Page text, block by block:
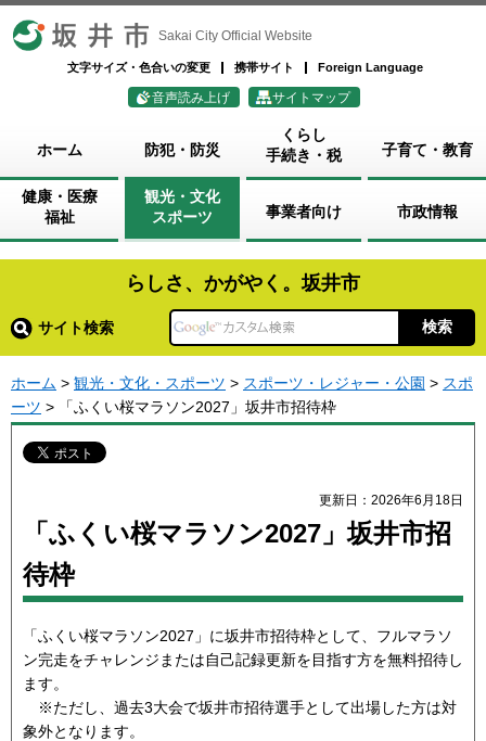
坂井市 Sakai City Official Website
文字サイズ・色合いの変更 携帯サイト Foreign Language
音声読み上げ サイトマップ
ホーム 防犯・防災
くらし
手続き・税
子育て・教育
健康・医療
福祉
観光・文化
スポーツ
事業者向け 市政情報
らしさ、かがやく。坂井市
サイト検索
ホーム > 観光・文化・スポーツ > スポーツ・レジャー・公園 > スポ
ーツ > 「ふくい桜マラソン2027」坂井市招待枠
更新日：2026年6月18日
「ふくい桜マラソン2027」坂井市招
待枠
「ふくい桜マラソン2027」に坂井市招待枠として、フルマラソ
ン完走をチャレンジまたは自己記録更新を目指す方を無料招待し
ます。
※ただし、過去3大会で坂井市招待選手として出場した方は対
象外となります。